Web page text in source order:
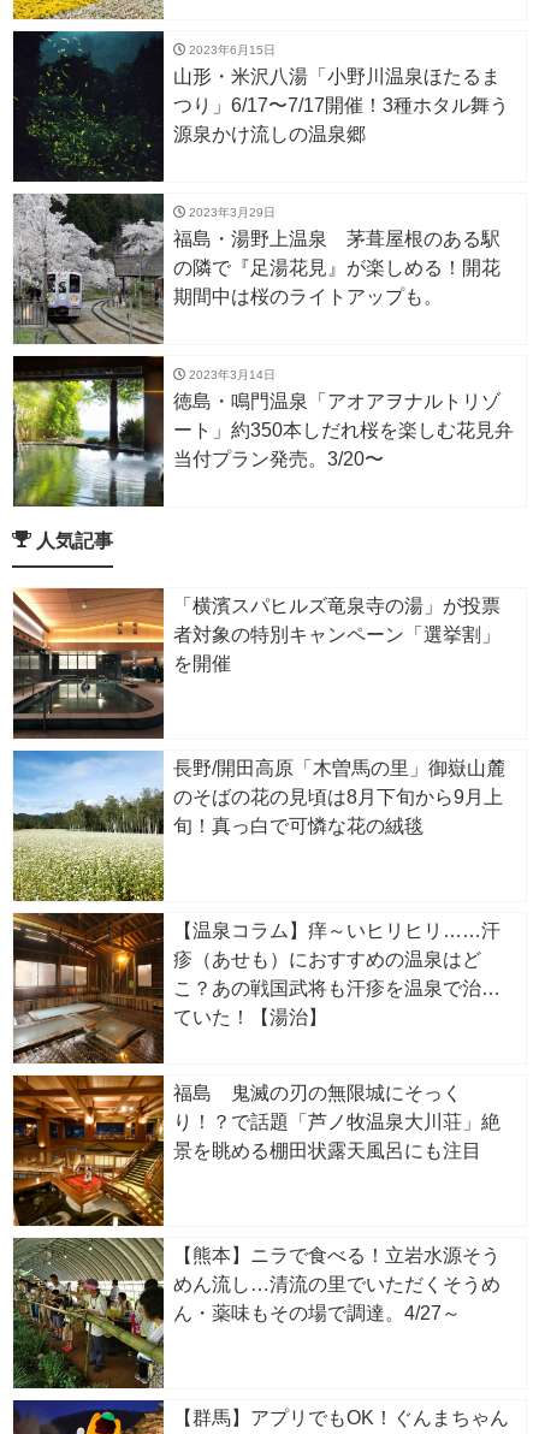
2023年6月15日
山形・米沢八湯「小野川温泉ほたるま
つり」6/17〜7/17開催！3種ホタル舞う
源泉かけ流しの温泉郷
2023年3月29日
福島・湯野上温泉 茅葺屋根のある駅
の隣で『足湯花見』が楽しめる！開花
期間中は桜のライトアップも。
2023年3月14日
徳島・鳴門温泉「アオアヲナルトリゾ
ート」約350本しだれ桜を楽しむ花見弁
当付プラン発売。3/20〜
人気記事
「横濱スパヒルズ竜泉寺の湯」が投票
者対象の特別キャンペーン「選挙割」
を開催
長野/開田高原「木曽馬の里」御嶽山麓
のそばの花の見頃は8月下旬から9月上
旬！真っ白で可憐な花の絨毯
【温泉コラム】痒～いヒリヒリ……汗
疹（あせも）におすすめの温泉はど
こ？あの戦国武将も汗疹を温泉で治し
ていた！【湯治】
福島 鬼滅の刃の無限城にそっく
り！？で話題「芦ノ牧温泉大川荘」絶
景を眺める棚田状露天風呂にも注目
【熊本】ニラで食べる！立岩水源そう
めん流し…清流の里でいただくそうめ
ん・薬味もその場で調達。4/27～
【群馬】アプリでもOK！ぐんまちゃん